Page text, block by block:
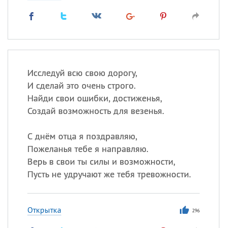
Исследуй всю свою дорогу,
И сделай это очень строго.
Найди свои ошибки, достиженья,
Создай возможность для везенья.
С днём отца я поздравляю,
Пожеланья тебе я направляю.
Верь в свои ты силы и возможности,
Пусть не удручают же тебя тревожности.
Открытка 296